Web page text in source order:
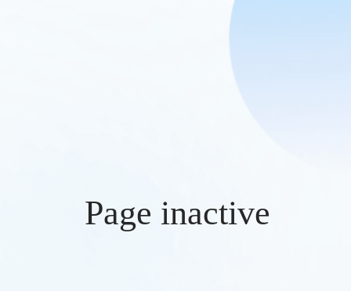
Page inactive